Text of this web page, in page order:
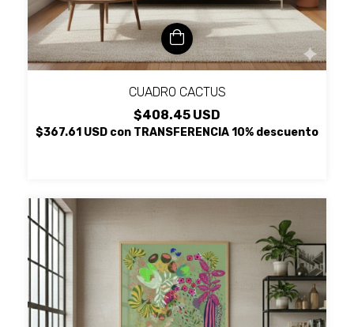
CUADRO CACTUS
$408.45 USD
$367.61 USD con TRANSFERENCIA 10% descuento